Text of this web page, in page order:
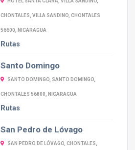
CHONTALES, VILLA SANDINO, CHONTALES
56600, NICARAGUA
Rutas
Santo Domingo
SANTO DOMINGO, SANTO DOMINGO,
CHONTALES 56800, NICARAGUA
Rutas
San Pedro de Lóvago
SAN PEDRO DE LÓVAGO, CHONTALES,